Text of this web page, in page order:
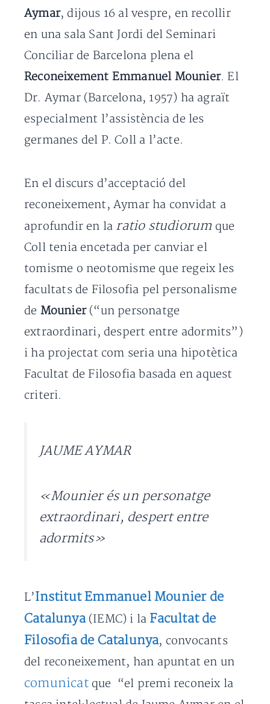
Aymar, dijous 16 al vespre, en recollir
en una sala Sant Jordi del Seminari
Conciliar de Barcelona plena el
Reconeixement Emmanuel Mounier. El
Dr. Aymar (Barcelona, 1957) ha agraït
especialment l’assistència de les
germanes del P. Coll a l’acte.
En el discurs d’acceptació del
reconeixement, Aymar ha convidat a
aprofundir en la ratio studiorum que
Coll tenia encetada per canviar el
tomisme o neotomisme que regeix les
facultats de Filosofia pel personalisme
de Mounier (“un personatge
extraordinari, despert entre adormits”)
i ha projectat com seria una hipotètica
Facultat de Filosofia basada en aquest
criteri.
JAUME AYMAR
«Mounier és un personatge
extraordinari, despert entre
adormits»
L’Institut Emmanuel Mounier de
Catalunya(IEMC) i la Facultat de
Filosofia de Catalunya, convocants
del reconeixement, han apuntat en un
comunicat que “el premi reconeix la